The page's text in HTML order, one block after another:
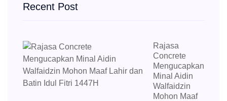
Recent Post
Rajasa
Concrete
Mengucapkan
Minal Aidin
Walfaidzin
Mohon Maaf